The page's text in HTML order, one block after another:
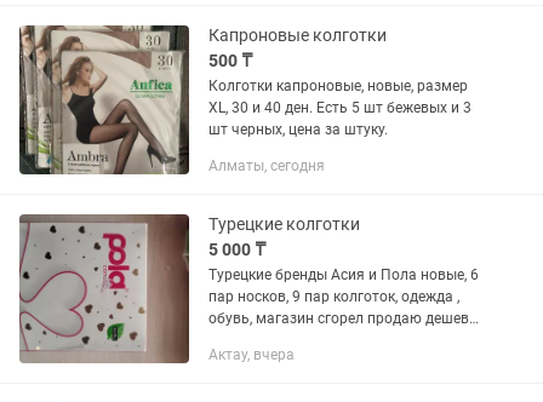
Капроновые колготки
500 ₸
Колготки капроновые, новые, размер
XL, 30 и 40 ден. Есть 5 шт бежевых и 3
шт черных, цена за штуку.
Алматы, сегодня
Турецкие колготки
5 000 ₸
Турецкие бренды Асия и Пола новые, 6
пар носков, 9 пар колготок, одежда ,
обувь, магазин сгорел продаю дешево,
Актау, вчера